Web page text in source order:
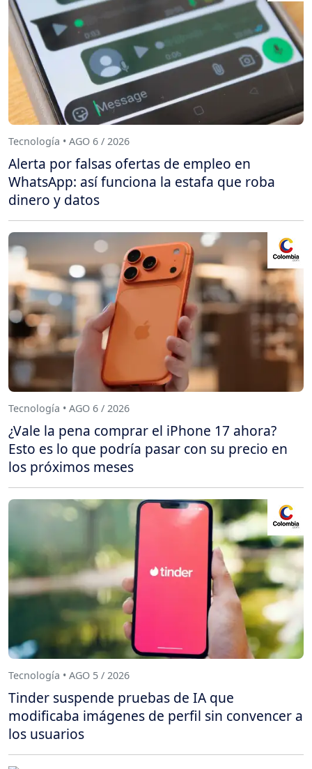
Tecnología • AGO 6 / 2026
Alerta por falsas ofertas de empleo en
WhatsApp: así funciona la estafa que roba
dinero y datos
Tecnología • AGO 6 / 2026
¿Vale la pena comprar el iPhone 17 ahora?
Esto es lo que podría pasar con su precio en
los próximos meses
Tecnología • AGO 5 / 2026
Tinder suspende pruebas de IA que
modificaba imágenes de perfil sin convencer a
los usuarios